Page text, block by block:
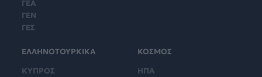
ΓΕΑ
ΓΕΝ
ΓΕΣ
ΕΛΛΗΝΟΤΟΥΡΚΙΚΑ
ΚΥΠΡΟΣ
ΚΟΣΜΟΣ
ΗΠΑ